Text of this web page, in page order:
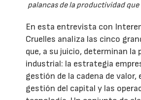
palancas de la productividad que
En esta entrevista con
Cruelles analiza las cinco
que, a su juicio, determinan la
industrial: la estrategia
gestión de la cadena de valor,
gestión del capital y las